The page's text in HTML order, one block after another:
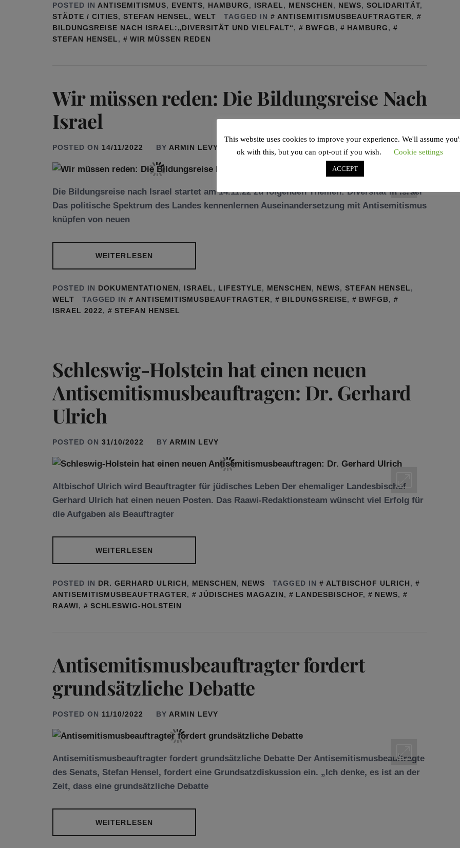
POSTED IN ANTISEMITISMUS, EVENTS, HAMBURG, ISRAEL, MENSCHEN, NEWS, SOLIDARITÄT,
STÄDTE / CITIES, STEFAN HENSEL, WELT TAGGED IN ANTISEMITISMUSBEAUFTRAGTER,
BILDUNGSREISE NACH ISRAEL:„DIVERSITÄT UND VIELFALT“, BWFGB, HAMBURG,
STEFAN HENSEL, WIR MÜSSEN REDEN
Wir müssen reden: Die Bildungsreise Nach
Israel
POSTED ON 14/11/2022 BY ARMIN LEVY
Die Bildungsreise nach Israel startet am 14.11.22 zu folgenden Themen: Diversität in Israel
Das politische Spektrum des Landes kennenlernen Auseinandersetzung mit Antisemitismus
knüpfen von neuen
WEITERLESEN
POSTED IN DOKUMENTATIONEN, ISRAEL, LIFESTYLE, MENSCHEN, NEWS, STEFAN HENSEL,
WELT
TAGGED IN ANTISEMITISMUSBEAUFTRAGTER, BILDUNGSREISE, BWFGB,
ISRAEL 2022, STEFAN HENSEL
Schleswig-Holstein hat einen neuen
Antisemitismusbeauftragen: Dr. Gerhard
Ulrich
POSTED ON 31/10/2022 BY ARMIN LEVY
Altbischof Ulrich wird Beauftragter für jüdisches Leben Der ehemaliger Landesbischof
Gerhard Ulrich hat einen neuen Posten. Das Raawi-Redaktionsteam wünscht viel Erfolg für
die Aufgaben als Beauftragter
WEITERLESEN
POSTED IN DR. GERHARD ULRICH, MENSCHEN, NEWS TAGGED IN ALTBISCHOF ULRICH,
ANTISEMITISMUSBEAUFTRAGTER, JÜDISCHES MAGAZIN, LANDESBISCHOF, NEWS,
RAAWI, SCHLESWIG-HOLSTEIN
Antisemitismusbeauftragter fordert
grundsätzliche Debatte
POSTED ON 11/10/2022 BY ARMIN LEVY
Antisemitismusbeauftragter fordert grundsätzliche Debatte Der Antisemitismusbeauftragte
des Senats, Stefan Hensel, fordert eine Grundsatzdiskussion ein. „Ich denke, es ist an der
Zeit, dass eine grundsätzliche Debatte
WEITERLESEN
This website uses cookies to improve your experience. We'll assume
ok with this, but you can opt-out if you wish.
Cookie settings
ACCEPT